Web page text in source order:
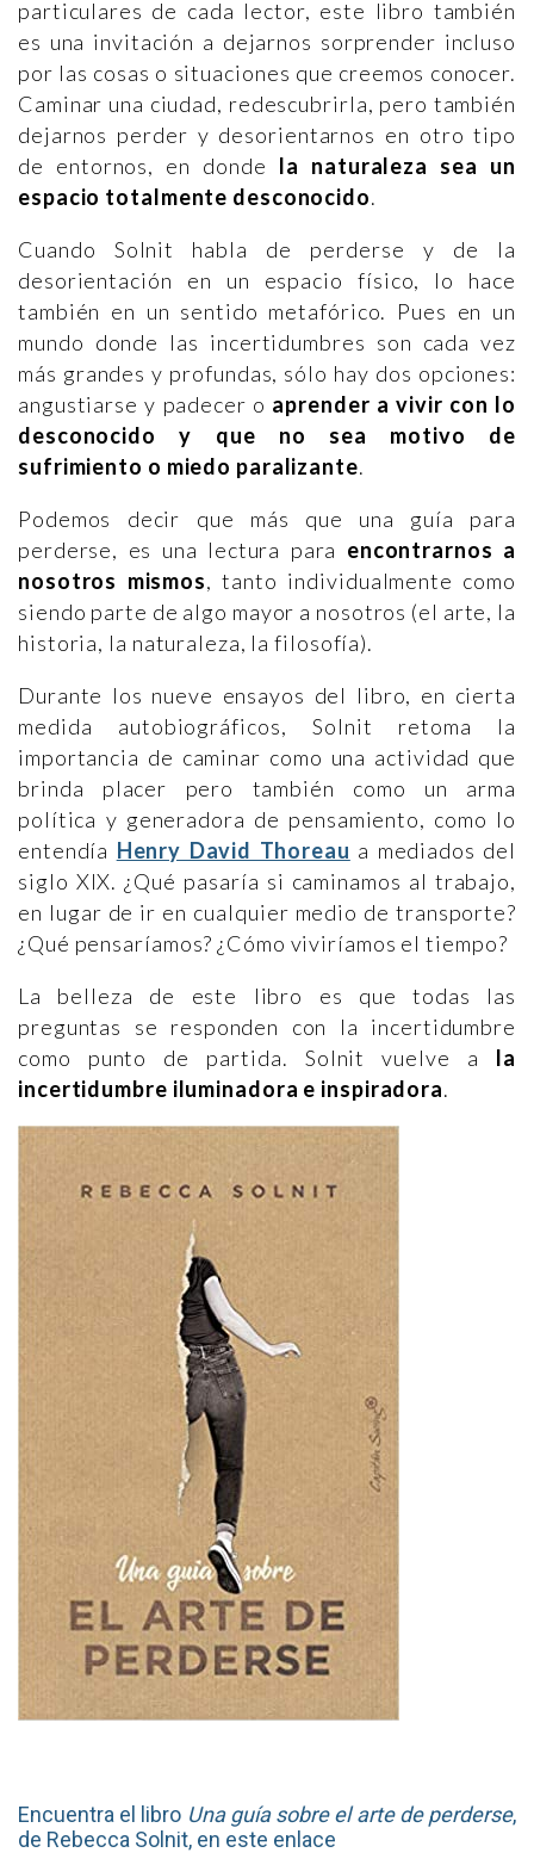
particulares de cada lector, este libro también
es una invitación a dejarnos sorprender incluso
por las cosas o situaciones que creemos conocer.
Caminar una ciudad, redescubrirla, pero también
dejarnos perder y desorientarnos en otro tipo
de entornos, en donde la naturaleza sea un
espacio totalmente desconocido.
Cuando Solnit habla de perderse y de la
desorientación en un espacio físico, lo hace
también en un sentido metafórico. Pues en un
mundo donde las incertidumbres son cada vez
más grandes y profundas, sólo hay dos opciones:
angustiarse y padecer o aprender a vivir con lo
desconocido y que no sea motivo de
sufrimiento o miedo paralizante.
Podemos decir que más que una guía para
perderse, es una lectura para encontrarnos a
nosotros mismos, tanto individualmente como
siendo parte de algo mayor a nosotros (el arte, la
historia, la naturaleza, la filosofía).
Durante los nueve ensayos del libro, en cierta
medida autobiográficos, Solnit retoma la
importancia de caminar como una actividad que
brinda placer pero también como un arma
política y generadora de pensamiento, como lo
entendía Henry David Thoreau a mediados del
siglo XIX. ¿Qué pasaría si caminamos al trabajo,
en lugar de ir en cualquier medio de transporte?
¿Qué pensaríamos? ¿Cómo viviríamos el tiempo?
La belleza de este libro es que todas las
preguntas se responden con la incertidumbre
como punto de partida. Solnit vuelve a la
incertidumbre iluminadora e inspiradora.
Encuentra el libro Una guía sobre el arte de perderse,
de Rebecca Solnit, en este enlace